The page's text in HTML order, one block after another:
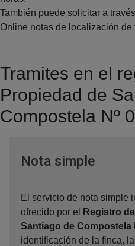
También puede solicitar a
Online notas de localización
Tramites en el
Propiedad de
Compostela Nº
Nota simple
El servicio de nota simple
ofrecido por el
Registro
Santiago de Compostela
identificación de la finca,